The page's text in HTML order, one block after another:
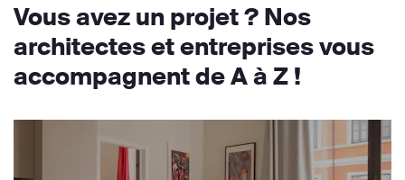
Vous avez un projet ? Nos
architectes et entreprises vous
accompagnent de A à Z !